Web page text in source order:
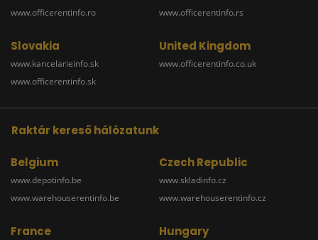
www.officerentinfo.ro
www.officerentinfo.rs
Slovakia
www.kancelarieinfo.sk
www.officerentinfo.sk
United Kingdom
www.officerentinfo.co.uk
Raktár kereső hálózatunk
Belgium
www.depotinfo.be
www.warehouserentinfo.be
Czech Republic
www.skladinfo.cz
www.warehouserentinfo.cz
France Hungary